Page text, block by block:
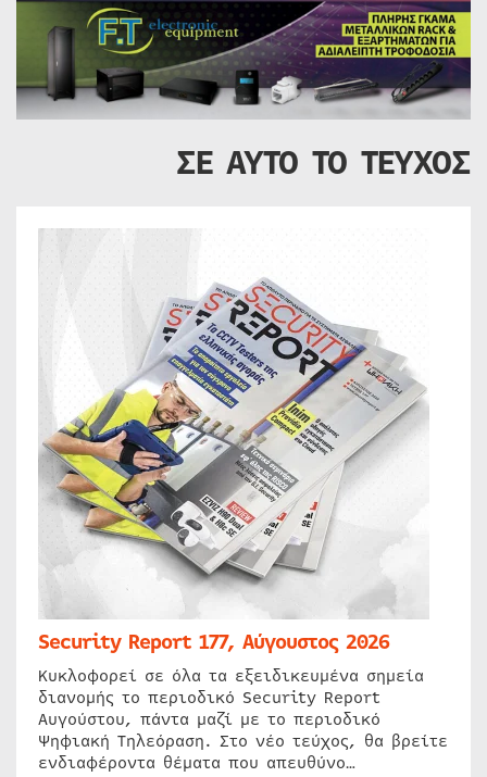
ΣΕ ΑΥΤΟ ΤΟ ΤΕΥΧΟΣ
Security Report 177, Αύγουστος 2026
Κυκλοφορεί σε όλα τα εξειδικευμένα σημεία
διανομής το περιοδικό Security Report
Αυγούστου, πάντα μαζί με το περιοδικό
Ψηφιακή Τηλεόραση. Στο νέο τεύχος, θα βρείτε
ενδιαφέροντα θέματα που απευθύνο…